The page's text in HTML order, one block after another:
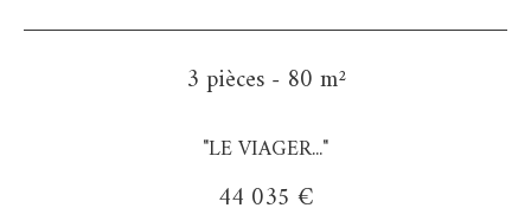
3 pièces - 80 m²
"LE VIAGER..."
44 035 €